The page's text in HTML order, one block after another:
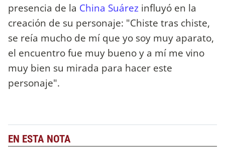
presencia de la China Suárez influyó en la
creación de su personaje: "Chiste tras chiste,
se reía mucho de mí que yo soy muy aparato,
el encuentro fue muy bueno y a mí me vino
muy bien su mirada para hacer este
personaje".
EN ESTA NOTA